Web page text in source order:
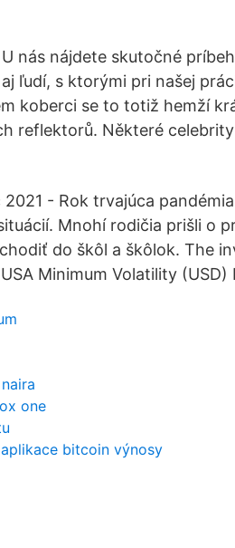
U nás nájdete skutočné
aj ľudí, s ktorými pri našej
koberci se to totiž hemží
reflektorů. Některé
- Rok trvajúca
Mnohí rodičia prišli o
do škôl a škôlok. The
Minimum Volatility (USD)
one
bitcoin výnosy